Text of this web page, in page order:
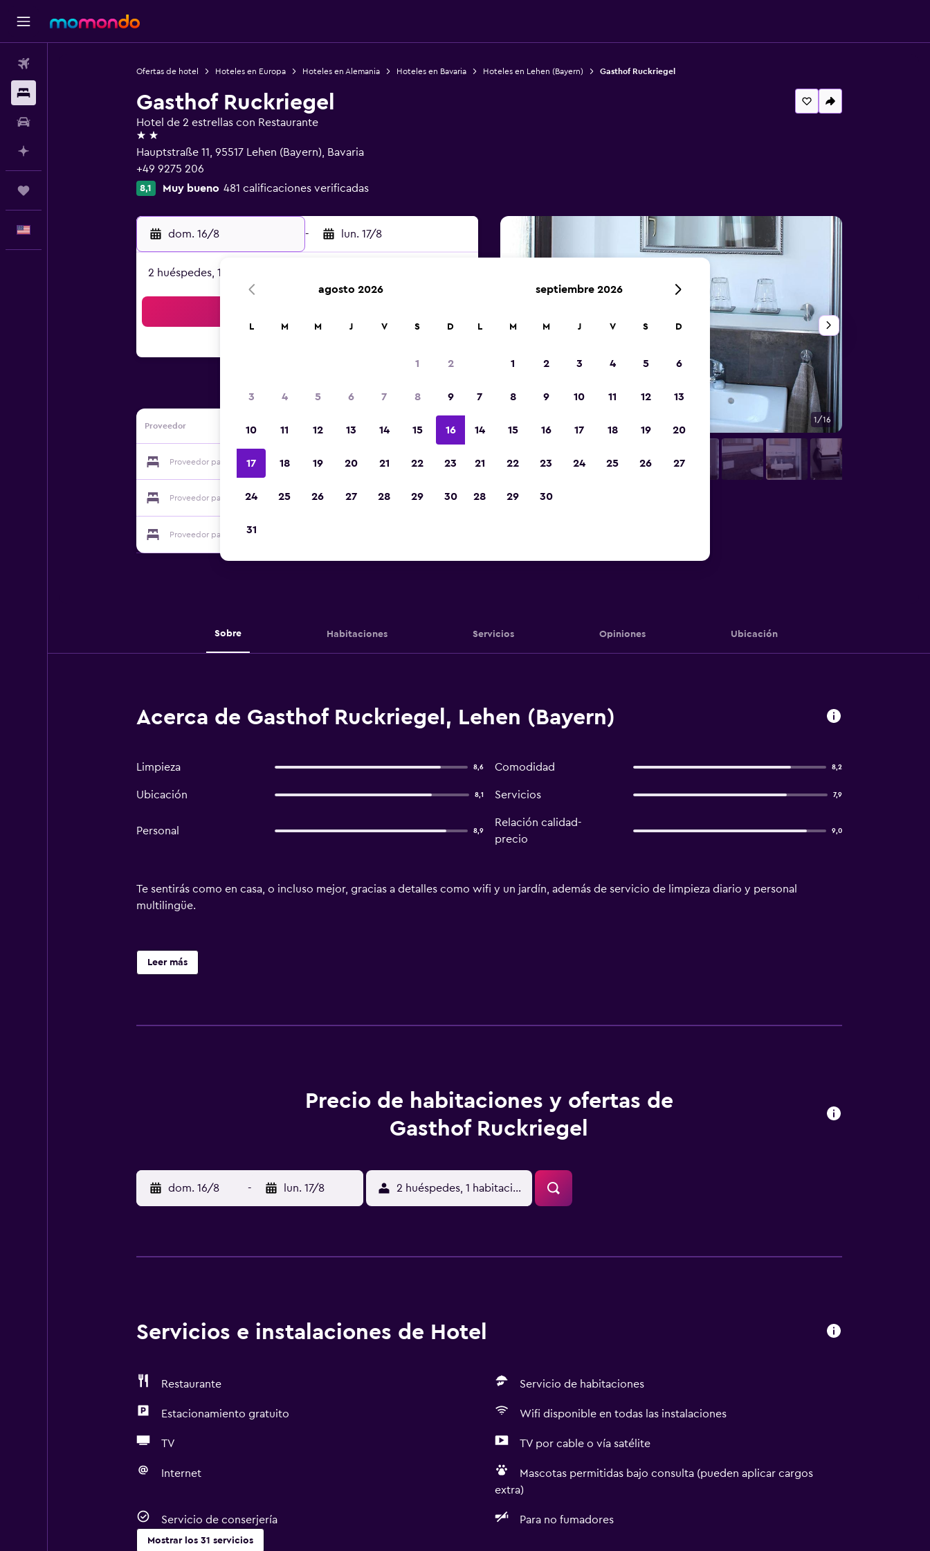
Ofertas de hotel Hoteles en Europa Hoteles en Alemania Hoteles en Bavaria Hoteles en Lehen (Bayern) Gasthof Ruckriegel
Gasthof Ruckriegel
Hotel de 2 estrellas con Restaurante
2 estrellas
Hauptstraße 11, 95517 Lehen (Bayern), Bavaria
+49 9275 206
8,1 Muy bueno 481 calificaciones verificadas
dom. 16/8 - lun. 17/8
2 huéspedes, 1 habitación
Proveedor
Proveedor para Gasthof Ruckriegel Ver precios
Proveedor para Gasthof Ruckriegel Ver precios
Proveedor para Gasthof Ruckriegel
1/16
Fotos
Sobre Habitaciones Servicios Opiniones Ubicación
Acerca de Gasthof Ruckriegel, Lehen (Bayern)
Limpieza 8,6 Comodidad 8,2
Ubicación 8,1 Servicios 7,9
Personal 8,9
Relación calidad-
precio
9,0
Te sentirás como en casa, o incluso mejor, gracias a detalles como wifi y un jardín, además de servicio de limpieza diario y personal
multilingüe.
Leer más
Precio de habitaciones y ofertas de
Gasthof Ruckriegel
dom. 16/8 - lun. 17/8 2 huéspedes, 1 habitación
Servicios e instalaciones de Hotel
Restaurante Servicio de habitaciones
Estacionamiento gratuito Wifi disponible en todas las instalaciones
TV TV por cable o vía satélite
Internet
Mascotas permitidas bajo consulta (pueden aplicar cargos
extra)
Servicio de conserjería Para no fumadores
Mostrar los 31 servicios
agosto 2026
L M M J V S D
1 2
3 4 5 6 7 8 9
10 11 12 13 14 15 16
17 18 19 20 21 22 23
24 25 26 27 28 29 30
31
septiembre 2026
L M M J V S D
1 2 3 4 5 6
7 8 9 10 11 12 13
14 15 16 17 18 19 20
21 22 23 24 25 26 27
28 29 30